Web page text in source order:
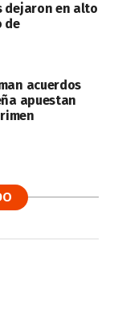
dejaron en alto
de
acuerdos
apuestan